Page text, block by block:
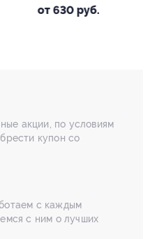
от 654 руб.
акции, по условиям
купон со
с каждым
с ним о лучших